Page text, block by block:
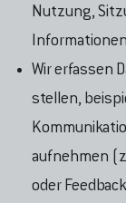
Nutzung,
Wir erfassen
stellen,
aufnehmen
oder